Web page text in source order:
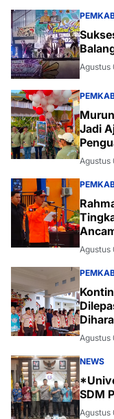
Agustus
Jadi
Agustus
Agustus
Agustus
NEWS
SDM
Agustus